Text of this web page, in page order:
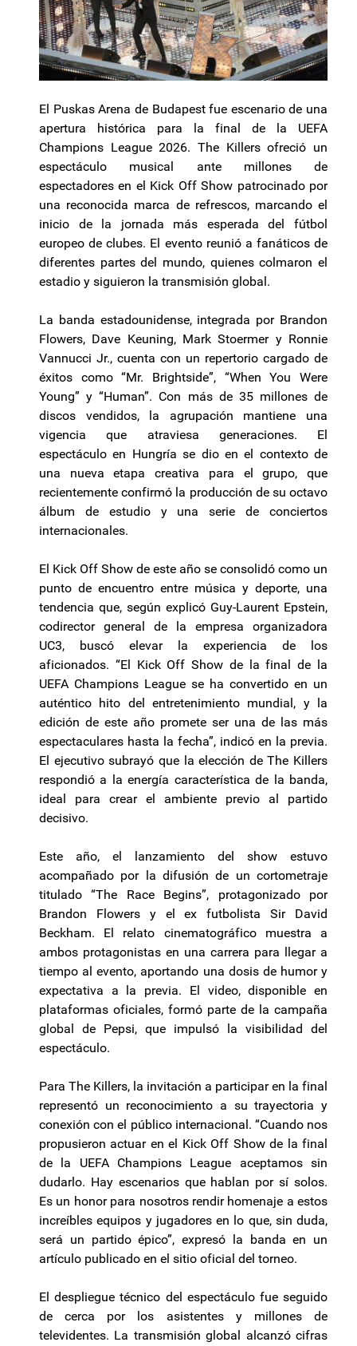
El Puskas Arena de Budapest fue escenario de una
apertura histórica para la final de la UEFA
Champions League 2026. The Killers ofreció un
espectáculo musical ante millones de
espectadores en el Kick Off Show patrocinado por
una reconocida marca de refrescos, marcando el
inicio de la jornada más esperada del fútbol
europeo de clubes. El evento reunió a fanáticos de
diferentes partes del mundo, quienes colmaron el
estadio y siguieron la transmisión global.
La banda estadounidense, integrada por Brandon
Flowers, Dave Keuning, Mark Stoermer y Ronnie
Vannucci Jr., cuenta con un repertorio cargado de
éxitos como “Mr. Brightside”, “When You Were
Young” y “Human”. Con más de 35 millones de
discos vendidos, la agrupación mantiene una
vigencia que atraviesa generaciones. El
espectáculo en Hungría se dio en el contexto de
una nueva etapa creativa para el grupo, que
recientemente confirmó la producción de su octavo
álbum de estudio y una serie de conciertos
internacionales.
El Kick Off Show de este año se consolidó como un
punto de encuentro entre música y deporte, una
tendencia que, según explicó Guy-Laurent Epstein,
codirector general de la empresa organizadora
UC3, buscó elevar la experiencia de los
aficionados. “El Kick Off Show de la final de la
UEFA Champions League se ha convertido en un
auténtico hito del entretenimiento mundial, y la
edición de este año promete ser una de las más
espectaculares hasta la fecha”, indicó en la previa.
El ejecutivo subrayó que la elección de The Killers
respondió a la energía característica de la banda,
ideal para crear el ambiente previo al partido
decisivo.
Este año, el lanzamiento del show estuvo
acompañado por la difusión de un cortometraje
titulado “The Race Begins”, protagonizado por
Brandon Flowers y el ex futbolista Sir David
Beckham. El relato cinematográfico muestra a
ambos protagonistas en una carrera para llegar a
tiempo al evento, aportando una dosis de humor y
expectativa a la previa. El video, disponible en
plataformas oficiales, formó parte de la campaña
global de Pepsi, que impulsó la visibilidad del
espectáculo.
Para The Killers, la invitación a participar en la final
representó un reconocimiento a su trayectoria y
conexión con el público internacional. “Cuando nos
propusieron actuar en el Kick Off Show de la final
de la UEFA Champions League aceptamos sin
dudarlo. Hay escenarios que hablan por sí solos.
Es un honor para nosotros rendir homenaje a estos
increíbles equipos y jugadores en lo que, sin duda,
será un partido épico”, expresó la banda en un
artículo publicado en el sitio oficial del torneo.
El despliegue técnico del espectáculo fue seguido
de cerca por los asistentes y millones de
televidentes. La transmisión global alcanzó cifras